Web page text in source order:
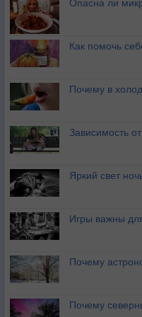
Опасна ли
Как помочь
Почему в
Зависимость
Яркий свет
Игры важны
Почему
Почему